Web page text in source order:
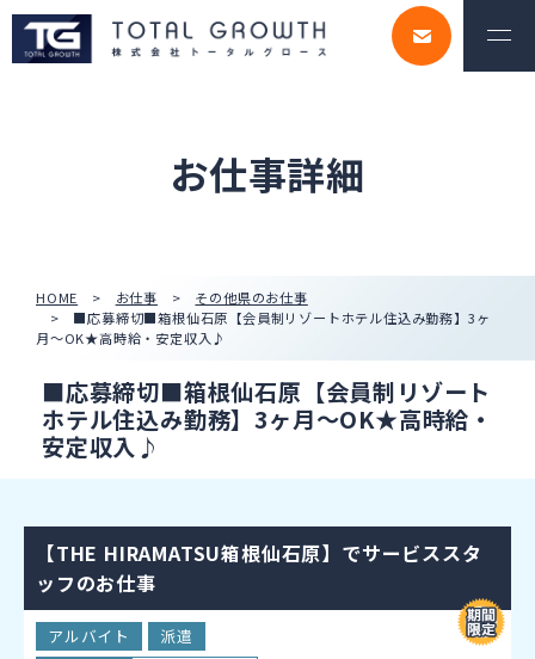
お仕事詳細
HOME お仕事
その他県のお仕事
■応募締切■箱根仙石原【会員制リゾートホテル住込み勤務】3ヶ
月～OK★高時給・安定収入♪
■応募締切■箱根仙石原【会員制リゾート
ホテル住込み勤務】3ヶ月～OK★高時給・
安定収入♪
【THE HIRAMATSU箱根仙石原】でサービススタ
ッフのお仕事
アルバイト
派遣